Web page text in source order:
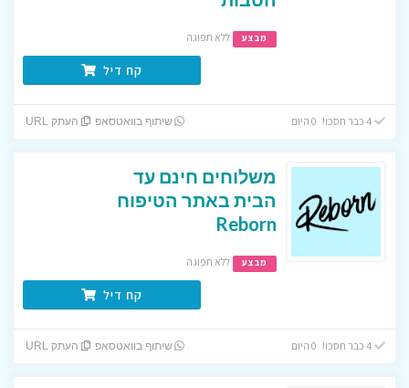
מבצע ללא תפוגה
קח דיל
4 כבר חסכו! 0 היום שיתוף בוואטסאפ העתק URL
משלוחים חינם עד
הבית באתר הטיפוח
Reborn
מבצע ללא תפוגה
קח דיל
4 כבר חסכו! 0 היום שיתוף בוואטסאפ העתק URL